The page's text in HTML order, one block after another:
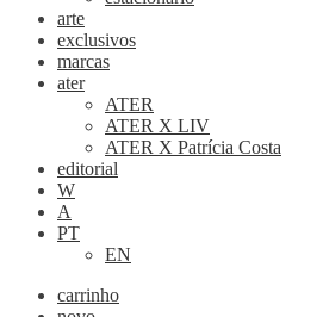
arte
exclusivos
marcas
ater
ATER
ATER X LIV
ATER X Patrícia Costa
editorial
W
A
PT
EN
carrinho